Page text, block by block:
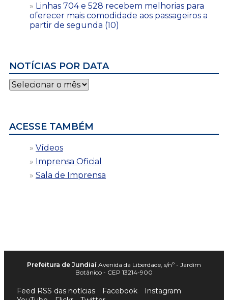
Linhas 704 e 528 recebem melhorias para
oferecer mais comodidade aos passageiros a
partir de segunda (10)
NOTÍCIAS POR DATA
Notícias
por
ACESSE TAMBÉM
Vídeos
Imprensa Oficial
Sala de Imprensa
Prefeitura de Jundiaí Avenida da Liberdade, s/nº - Jardim
Botânico - CEP 13214-900
Feed RSS das notícias Facebook
Instagram